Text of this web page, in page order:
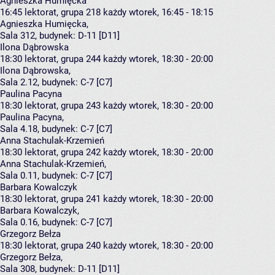
16:45 lektorat, grupa 218 każdy wtorek, 16:45 - 18:15
Agnieszka Humięcka,
Sala 312, budynek: D-11 [D11]
Ilona Dąbrowska
18:30 lektorat, grupa 244 każdy wtorek, 18:30 - 20:00
Ilona Dąbrowska,
Sala 2.12, budynek: C-7 [C7]
Paulina Pacyna
18:30 lektorat, grupa 243 każdy wtorek, 18:30 - 20:00
Paulina Pacyna,
Sala 4.18, budynek: C-7 [C7]
Anna Stachulak-Krzemień
18:30 lektorat, grupa 242 każdy wtorek, 18:30 - 20:00
Anna Stachulak-Krzemień,
Sala 0.11, budynek: C-7 [C7]
Barbara Kowalczyk
18:30 lektorat, grupa 241 każdy wtorek, 18:30 - 20:00
Barbara Kowalczyk,
Sala 0.16, budynek: C-7 [C7]
Grzegorz Bełza
18:30 lektorat, grupa 240 każdy wtorek, 18:30 - 20:00
Grzegorz Bełza,
Sala 308, budynek: D-11 [D11]